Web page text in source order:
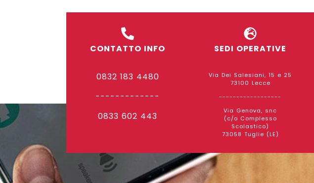
CONTATTO INFO
0832 183 4480
-------------
0833 602 443
SEDI OPERATIVE
Via Dei Salesiani, 15 e 25
73100 Lecce
------------------
Via Genova, snc
(c/o Complesso
Scolastico)
73058 Tuglie (LE)